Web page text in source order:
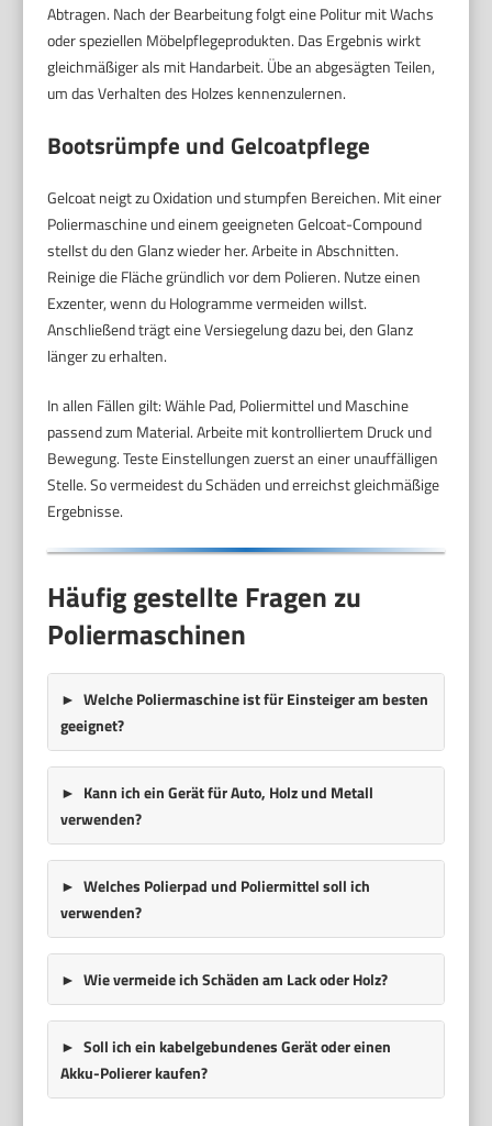
Abtragen. Nach der Bearbeitung folgt eine Politur mit Wachs
oder speziellen Möbelpflegeprodukten. Das Ergebnis wirkt
gleichmäßiger als mit Handarbeit. Übe an abgesägten Teilen,
um das Verhalten des Holzes kennenzulernen.
Bootsrümpfe und Gelcoatpflege
Gelcoat neigt zu Oxidation und stumpfen Bereichen. Mit einer
Poliermaschine und einem geeigneten Gelcoat-Compound
stellst du den Glanz wieder her. Arbeite in Abschnitten.
Reinige die Fläche gründlich vor dem Polieren. Nutze einen
Exzenter, wenn du Hologramme vermeiden willst.
Anschließend trägt eine Versiegelung dazu bei, den Glanz
länger zu erhalten.
In allen Fällen gilt: Wähle Pad, Poliermittel und Maschine
passend zum Material. Arbeite mit kontrolliertem Druck und
Bewegung. Teste Einstellungen zuerst an einer unauffälligen
Stelle. So vermeidest du Schäden und erreichst gleichmäßige
Ergebnisse.
Häufig gestellte Fragen zu
Poliermaschinen
Welche Poliermaschine ist für Einsteiger am besten
geeignet?
Kann ich ein Gerät für Auto, Holz und Metall
verwenden?
Welches Polierpad und Poliermittel soll ich
verwenden?
Wie vermeide ich Schäden am Lack oder Holz?
Soll ich ein kabelgebundenes Gerät oder einen
Akku-Polierer kaufen?